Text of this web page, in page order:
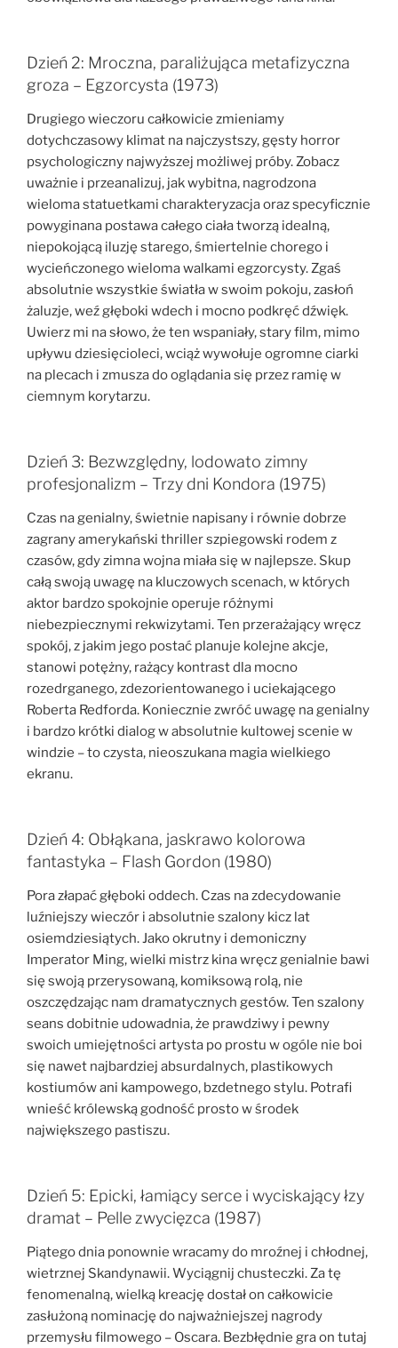
Dzień 2: Mroczna, paraliżująca metafizyczna
groza – Egzorcysta (1973)
Drugiego wieczoru całkowicie zmieniamy
dotychczasowy klimat na najczystszy, gęsty horror
psychologiczny najwyższej możliwej próby. Zobacz
uważnie i przeanalizuj, jak wybitna, nagrodzona
wieloma statuetkami charakteryzacja oraz specyficznie
powyginana postawa całego ciała tworzą idealną,
niepokojącą iluzję starego, śmiertelnie chorego i
wycieńczonego wieloma walkami egzorcysty. Zgaś
absolutnie wszystkie światła w swoim pokoju, zasłoń
żaluzje, weź głęboki wdech i mocno podkręć dźwięk.
Uwierz mi na słowo, że ten wspaniały, stary film, mimo
upływu dziesięcioleci, wciąż wywołuje ogromne ciarki
na plecach i zmusza do oglądania się przez ramię w
ciemnym korytarzu.
Dzień 3: Bezwzględny, lodowato zimny
profesjonalizm – Trzy dni Kondora (1975)
Czas na genialny, świetnie napisany i równie dobrze
zagrany amerykański thriller szpiegowski rodem z
czasów, gdy zimna wojna miała się w najlepsze. Skup
całą swoją uwagę na kluczowych scenach, w których
aktor bardzo spokojnie operuje różnymi
niebezpiecznymi rekwizytami. Ten przerażający wręcz
spokój, z jakim jego postać planuje kolejne akcje,
stanowi potężny, rażący kontrast dla mocno
rozedrganego, zdezorientowanego i uciekającego
Roberta Redforda. Koniecznie zwróć uwagę na genialny
i bardzo krótki dialog w absolutnie kultowej scenie w
windzie – to czysta, nieoszukana magia wielkiego
ekranu.
Dzień 4: Obłąkana, jaskrawo kolorowa
fantastyka – Flash Gordon (1980)
Pora złapać głęboki oddech. Czas na zdecydowanie
luźniejszy wieczór i absolutnie szalony kicz lat
osiemdziesiątych. Jako okrutny i demoniczny
Imperator Ming, wielki mistrz kina wręcz genialnie bawi
się swoją przerysowaną, komiksową rolą, nie
oszczędzając nam dramatycznych gestów. Ten szalony
seans dobitnie udowadnia, że prawdziwy i pewny
swoich umiejętności artysta po prostu w ogóle nie boi
się nawet najbardziej absurdalnych, plastikowych
kostiumów ani kampowego, bzdetnego stylu. Potrafi
wnieść królewską godność prosto w środek
największego pastiszu.
Dzień 5: Epicki, łamiący serce i wyciskający łzy
dramat – Pelle zwycięzca (1987)
Piątego dnia ponownie wracamy do mroźnej i chłodnej,
wietrznej Skandynawii. Wyciągnij chusteczki. Za tę
fenomenalną, wielką kreację dostał on całkowicie
zasłużoną nominację do najważniejszej nagrody
przemysłu filmowego – Oscara. Bezbłędnie gra on tutaj